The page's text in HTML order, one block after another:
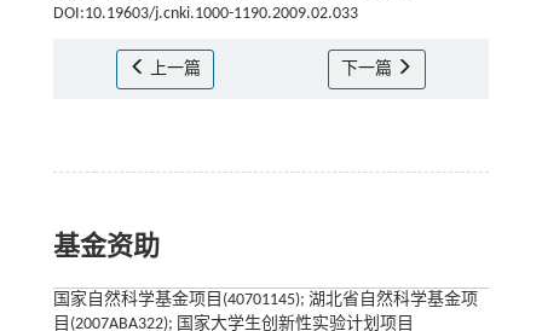
DOI:10.19603/j.cnki.1000-1190.2009.02.033
上一篇 下一篇
基金资助
国家自然科学基金项目(40701145); 湖北省自然科学基金项
目(2007ABA322); 国家大学生创新性实验计划项目